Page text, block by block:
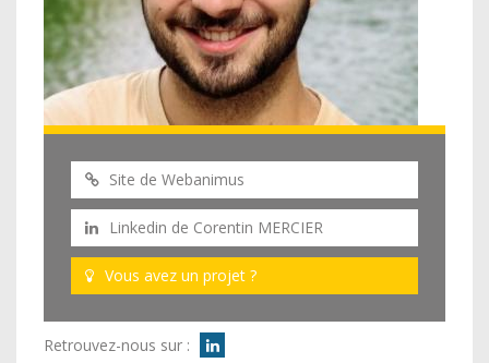
Site de Webanimus
Linkedin de Corentin MERCIER
Vous avez un projet ?
Retrouvez-nous sur :